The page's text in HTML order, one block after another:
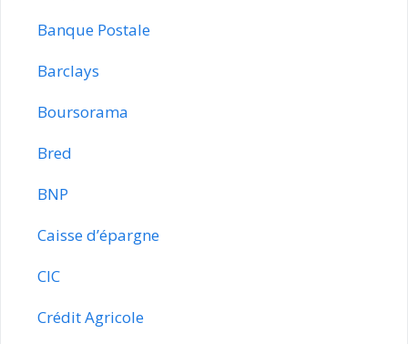
Banque Postale
Barclays
Boursorama
Bred
BNP
Caisse d’épargne
CIC
Crédit Agricole